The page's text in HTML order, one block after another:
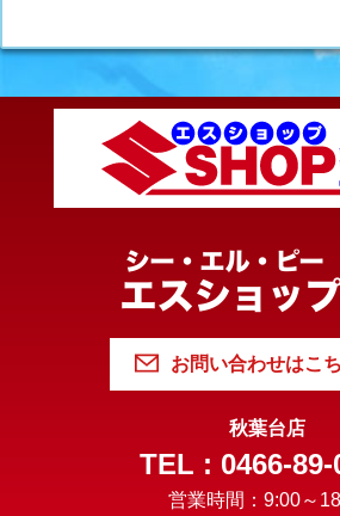
お問い合わせはこ
秋葉台店
TEL : 0466-89-
営業時間：9:00～